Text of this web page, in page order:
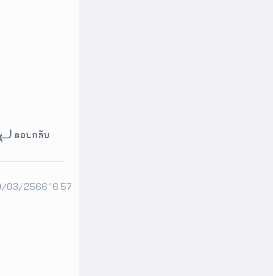
ตอบกลับ
03/2566 16:57